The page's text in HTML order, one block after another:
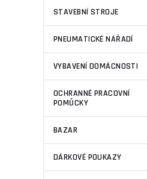
STAVEBNÍ STROJE
PNEUMATICKÉ NÁŘADÍ
VYBAVENÍ DOMÁCNOSTI
OCHRANNÉ PRACOVNÍ
POMŮCKY
BAZAR
DÁRKOVÉ POUKAZY
stahovací pásky, do
pásku 12mm
3 %